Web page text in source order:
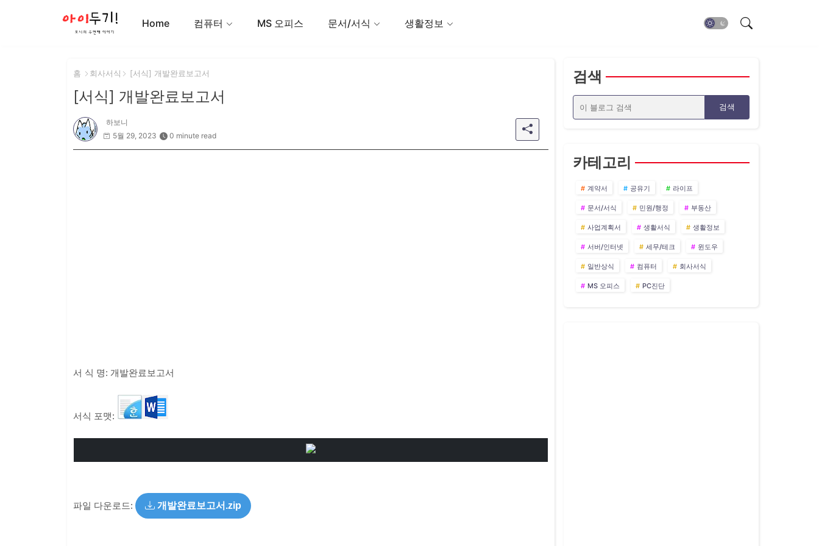
Home 컴퓨터 MS 오피스 문서/서식 생활정보
홈 회사서식 [서식] 개발완료보고서
[서식] 개발완료보고서
하보니
5월 29, 2023
0 minute read
서 식 명: 개발완료보고서
서식 포맷:
파일 다운로드: 개발완료보고서.zip
검색
카테고리
계약서 공유기 라이프
문서/서식 민원/행정 부동산
사업계획서 생활서식 생활정보
서버/인터넷 세무/테크 윈도우
일반상식 컴퓨터 회사서식
MS 오피스 PC진단